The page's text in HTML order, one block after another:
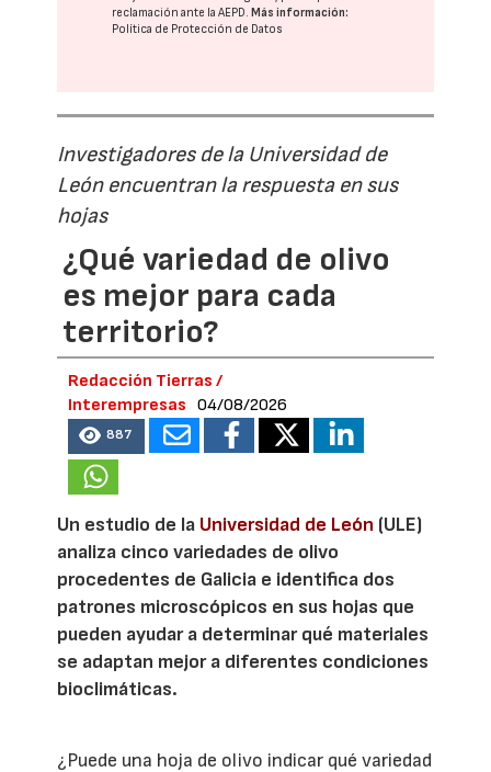
reclamación ante laAEPD. Más información:
Política de Protección de Datos
Investigadores de la Universidad de
León encuentran la respuesta en sus
hojas
¿Qué variedad de olivo
es mejor para cada
territorio?
Redacción Tierras /
Interempresas
04/08/2026
887
Un estudio de la Universidad de León (ULE)
analiza cinco variedades de olivo
procedentes de Galicia e identifica dos
patrones microscópicos en sus hojas que
pueden ayudar a determinar qué materiales
se adaptan mejor a diferentes condiciones
bioclimáticas.
¿Puede una hoja de olivo indicar qué variedad